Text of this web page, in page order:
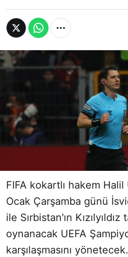
FIFA kokartlı hakem
Ocak Çarşamba günü
ile Sırbistan'ın Kızılyıldız
oynanacak UEFA
karşılaşmasını yönetecek.